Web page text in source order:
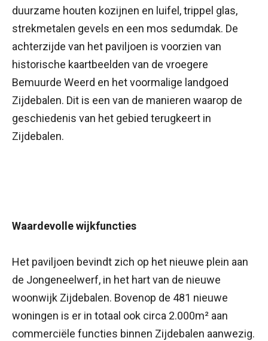
duurzame houten kozijnen en luifel, trippel glas,
strekmetalen gevels en een mos sedumdak. De
achterzijde van het paviljoen is voorzien van
historische kaartbeelden van de vroegere
Bemuurde Weerd en het voormalige landgoed
Zijdebalen. Dit is een van de manieren waarop de
geschiedenis van het gebied terugkeert in
Zijdebalen.
Waardevolle wijkfuncties
Het paviljoen bevindt zich op het nieuwe plein aan
de Jongeneelwerf, in het hart van de nieuwe
woonwijk Zijdebalen. Bovenop de 481 nieuwe
woningen is er in totaal ook circa 2.000m² aan
commerciële functies binnen Zijdebalen aanwezig.